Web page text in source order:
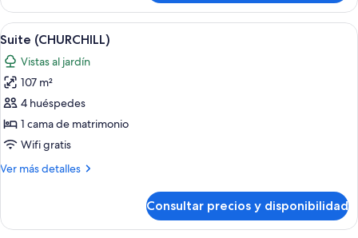
Deluxe
(Agdal)
Abrir
todas
las
fotos
de
Suite
(CHURCHILL)
Una habitación de hotel con una
7
Suite (CHURCHILL)
Vistas al jardín
107 m²
4 huéspedes
1 cama de matrimonio
Wifi gratis
Ver más detalles
Más
(CHURCHILL)
Consultar precios y disponibilidad